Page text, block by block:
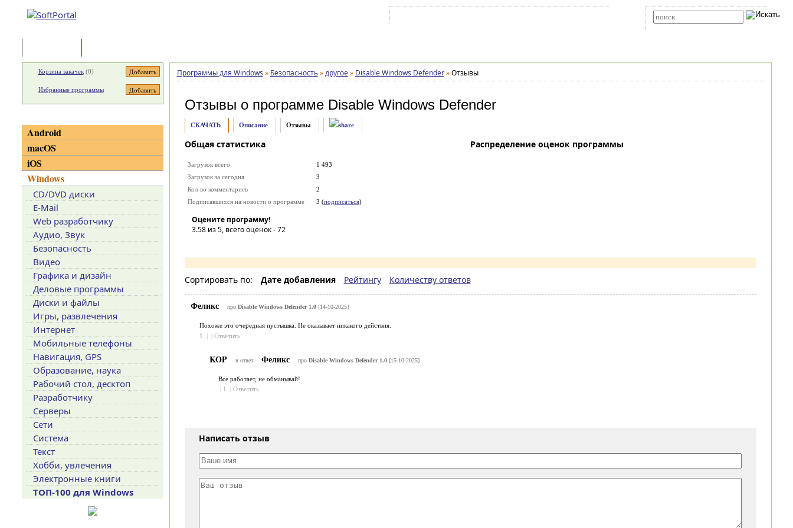
Программы для Windows » Безопасность » другое » Disable Windows Defender » Отзывы
Отзывы о программе Disable Windows Defender
СКАЧАТЬ Описание Отзывы
Общая статистика
Загрузок всего
1 493
Загрузок за сегодня
3
Кол-во комментариев
2
Подписавшихся на новости о программе
3 (подписаться)
Оцените программу!
3.58из 5, всего оценок -72
Распределение оценок программы
Сортировать по: Дате добавления Рейтингу Количеству ответов
Феликс про Disable Windows Defender 1.0[14-10-2025]
Похоже это очередная пустышка. Не оказывает никакого действия.
1
| | Ответить
KOP в ответ Феликс про Disable Windows Defender 1.0[15-10-2025]
Все работает, не обманывай!
| 1 | Ответить
Написать отзыв
Корзина закачек(0)
Избранные программы
Android
macOS
iOS
Windows
CD/DVD диски
E-Mail
Web разработчику
Аудио, Звук
Безопасность
Видео
Графика и дизайн
Деловые программы
Диски и файлы
Игры, развлечения
Интернет
Мобильные телефоны
Навигация, GPS
Образование, наука
Рабочий стол, десктоп
Разработчику
Серверы
Сети
Система
Текст
Хобби, увлечения
Электронные книги
ТОП-100 для Windows